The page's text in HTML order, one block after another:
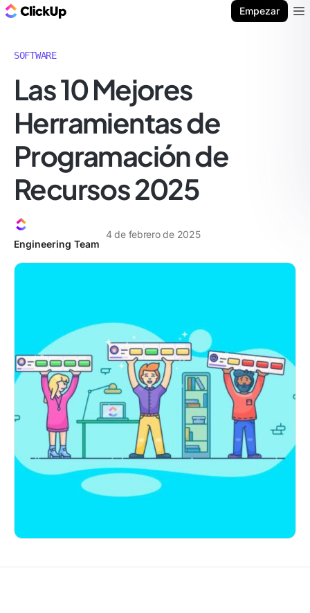
Empezar
SOFTWARE
Las 10 Mejores
Herramientas de
Programación de
Recursos 2025
Engineering Team
4 de febrero de 2025